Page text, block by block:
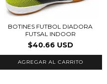
BOTINES FUTBOL DIADORA
FUTSAL INDOOR
$40.66 USD
AGREGAR AL CARRITO